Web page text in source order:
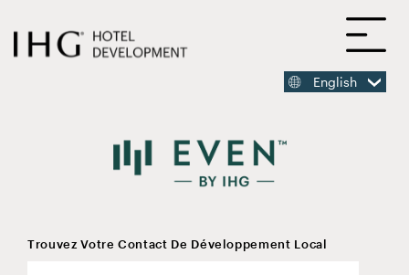
AU
CONTENU
English
Trouvez Votre Contact De Développement Local